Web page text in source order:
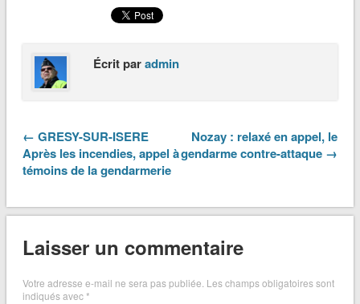
Écrit paradmin
← GRESY-SUR-ISERE
Après les incendies, appel à
témoins de la gendarmerie
Nozay : relaxé en appel, le
gendarme contre-attaque →
Laisser un commentaire
Votre adresse e-mail ne sera pas publiée. Les champs obligatoires sont
indiqués avec*